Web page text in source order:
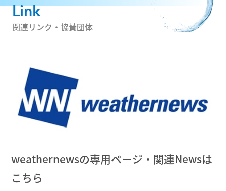
Link
関連リンク・協賛団体
weathernewsの専用ページ・関連Newsは
こちら